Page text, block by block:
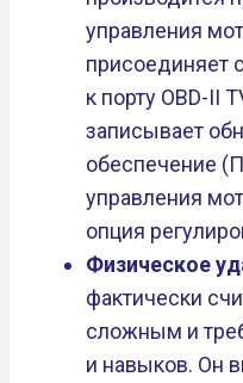
управления
присоединяет
к порту OBD-II
записывает
обеспечение
управления
опция
Физическое
фактически
сложным и
и навыков. Он